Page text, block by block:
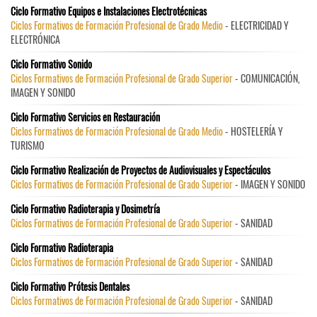
Ciclo Formativo Equipos e Instalaciones Electrotécnicas
Ciclos Formativos de Formación Profesional de Grado Medio- ELECTRICIDAD Y
ELECTRÓNICA
Ciclo Formativo Sonido
Ciclos Formativos de Formación Profesional de Grado Superior- COMUNICACIÓN,
IMAGEN Y SONIDO
Ciclo Formativo Servicios en Restauración
Ciclos Formativos de Formación Profesional de Grado Medio- HOSTELERÍA Y
TURISMO
Ciclo Formativo Realización de Proyectos de Audiovisuales y Espectáculos
Ciclos Formativos de Formación Profesional de Grado Superior- IMAGEN Y SONIDO
Ciclo Formativo Radioterapia y Dosimetría
Ciclos Formativos de Formación Profesional de Grado Superior- SANIDAD
Ciclo Formativo Radioterapia
Ciclos Formativos de Formación Profesional de Grado Superior- SANIDAD
Ciclo Formativo Prótesis Dentales
Ciclos Formativos de Formación Profesional de Grado Superior- SANIDAD